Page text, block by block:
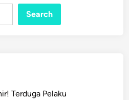
Search
Terduga Pelaku